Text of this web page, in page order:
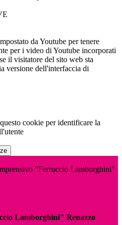
da Youtube per tenere
per i video di Youtube incorporati
il visitatore del sito web sta
versione dell'interfaccia di
cookie per identificare la
"Ferruccio Lamborghini"
Lamborghini" Renazzo